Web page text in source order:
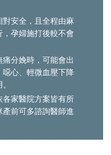
安全，且全程由麻
孕婦施打後較不會
分娩時，可能會出
心、輕微血壓下降
家醫院方案皆有所
前可多諮詢醫師進